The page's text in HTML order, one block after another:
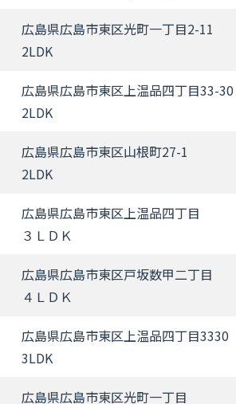
広島県広島市東区光町一丁目2-11
2LDK
広島県広島市東区上温品四丁目33-30
2LDK
広島県広島市東区山根町27-1
2LDK
広島県広島市東区上温品四丁目
３ＬＤＫ
広島県広島市東区戸坂数甲二丁目
４ＬＤＫ
広島県広島市東区上温品四丁目3330
3LDK
広島県広島市東区光町一丁目